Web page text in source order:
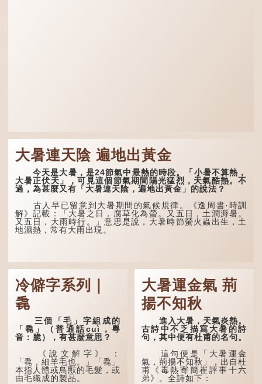
大暑連天陰 遍地出黃金
今天是大暑，是24節氣中最熱的時段。「小暑不算熱，
大暑正伏天」，可見這個節氣期間陽光猛烈，天氣酷熱。不
過，為甚麼又有「大暑連天陰，遍地出黃金」的說法？
古人早已留意到大暑期間的氣候規律。《逸周書·時訓
解》記載：「大暑之日，腐草化為螢。又五日，土潤溽暑。
又五日，大雨時行。」意思是說，大暑時節螢火蟲出生，土
地濕熱，常有大雨出現。
冷僻字系列｜
毳
三個「毛」字組成的
「毳」（普通話cuì，粵
音：脆），有甚麼意思？
《說文解字》 ：
「毳，細羊毛也。」「毳」
本指人體或鳥獸的毛髮，或
由毛織成的製品。
大暑運金氣 荊
揚不知秋
進入大暑，天氣炎熱。
古詩中不乏描寫大暑的詩
句，其中便有杜甫的名句。
這句便是「大暑運金
氣，荊揚不知秋」，出自杜
甫《毒熱寄簡崔評事十六
弟》。全詩如下：